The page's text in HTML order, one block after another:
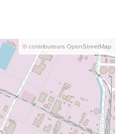
© contributeurs OpenStreetMap